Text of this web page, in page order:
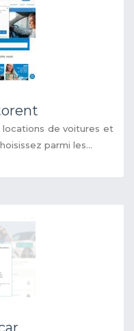
de voitures et
parmi les...